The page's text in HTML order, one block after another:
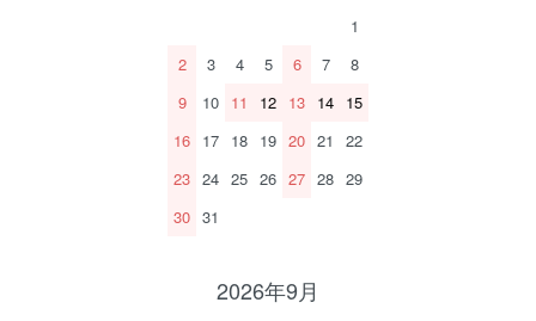
1
2
3 4 5 6 7
8
9
10 11 12 13 14 15
16 17 18 19 20 21
22
23 24 25 26 27 28 29
30 31
2026年9月